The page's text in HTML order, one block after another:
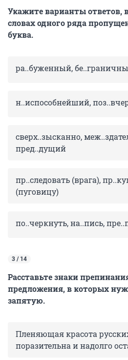
Укажите варианты ответов,
словах одного ряда
буква.
ра..буженный,
н..испособнейший,
сверх..зысканно,
пред..дущий
пр..следовать (врага),
(пуговицу)
по..черкнуть, на..пись,
3 / 14
Расставьте знаки
предложения, в которых
запятую.
Пленяющая красота
поразительна и надолго